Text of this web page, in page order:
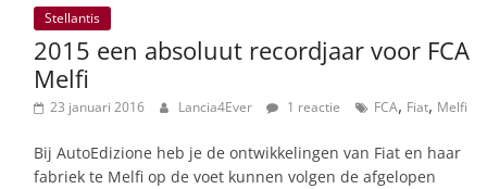
Stellantis
2015 een absoluut recordjaar voor FCA
Melfi
23 januari 2016 Lancia4Ever 1 reactie FCA, Fiat, Melfi
Bij AutoEdizione heb je de ontwikkelingen van Fiat en haar
fabriek te Melfi op de voet kunnen volgen de afgelopen